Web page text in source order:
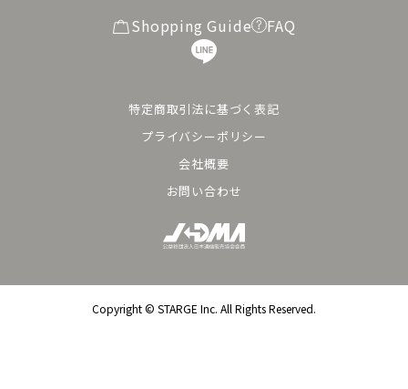
Shopping Guide FAQ
特定商取引法に基づく表記
プライバシーポリシー
会社概要
お問い合わせ
Copyright ©︎ STARGE Inc. All Rights Reserved.